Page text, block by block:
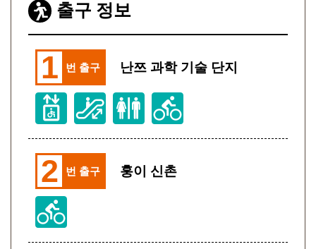
출구 정보
1 번 출구 난쯔 과학 기술 단지
2 번 출구 훙이 신촌